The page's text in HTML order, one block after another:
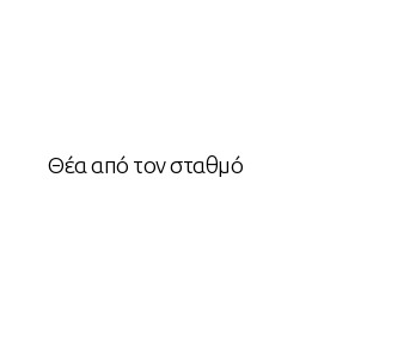
Θέα από τον σταθμό